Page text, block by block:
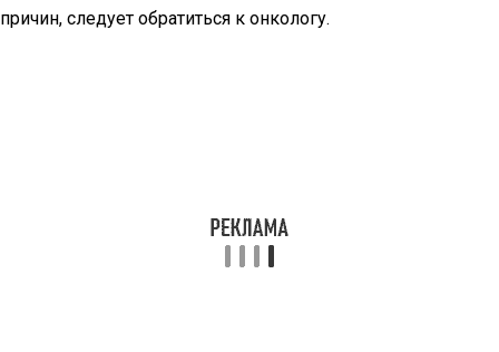
причин, следует обратиться к онкологу.